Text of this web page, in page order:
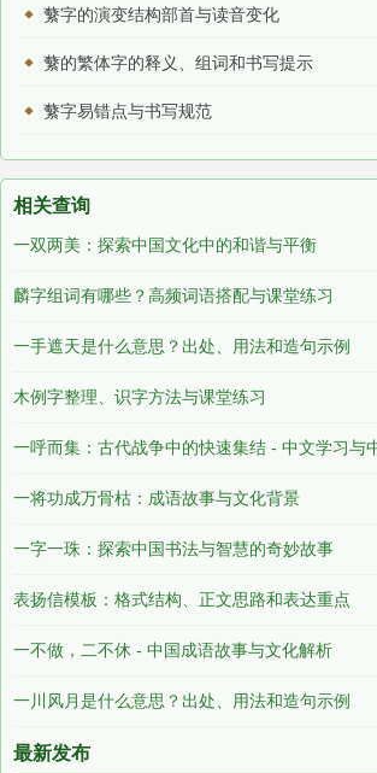
蘩字的演变结构部首与读音变化
蘩的繁体字的释义、组词和书写提示
蘩字易错点与书写规范
相关查询
一双两美：探索中国文化中的和谐与平衡
麟字组词有哪些？高频词语搭配与课堂练习
一手遮天是什么意思？出处、用法和造句示例
木例字整理、识字方法与课堂练习
一呼而集：古代战争中的快速集结 - 中文学习与
一将功成万骨枯：成语故事与文化背景
一字一珠：探索中国书法与智慧的奇妙故事
表扬信模板：格式结构、正文思路和表达重点
一不做，二不休 - 中国成语故事与文化解析
一川风月是什么意思？出处、用法和造句示例
最新发布